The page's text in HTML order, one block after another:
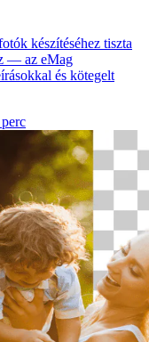
készítéséhez tiszta
— az eMag
és kötegelt